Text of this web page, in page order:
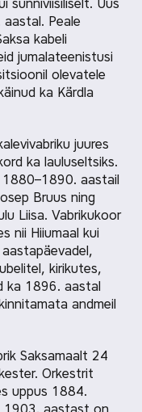
sunniviisiliselt. Uus
Peale
kabeli
jumalateenistusi
olevatele
ka Kärdla
juures
ka lauluseltsiks.
aastail
Bruus ning
Liisa. Vabrikukoor
nii Hiiumaal kui
kirikutes,
ka 1896. aastal
andmeil
Saksamaalt 24
Orkestrit
uppus 1884.